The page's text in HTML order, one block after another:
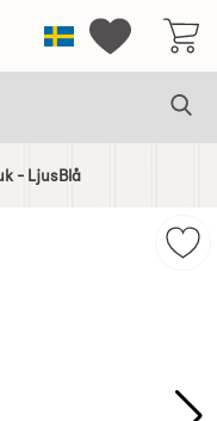
SverigeMina
- LjusBlå